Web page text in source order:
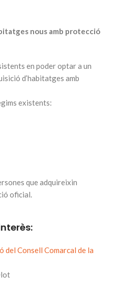
nous amb protecció
en poder optar a un
d’habitatges amb
existents:
que adquireixin
oficial.
del Consell Comarcal de la